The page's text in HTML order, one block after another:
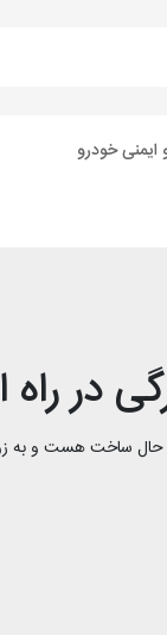
ایمنی خودرو
در
حال ساخت هست و به